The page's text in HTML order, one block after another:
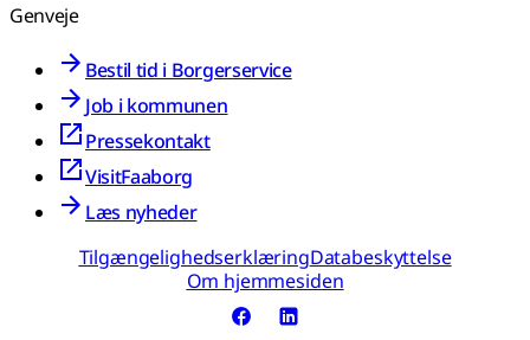
Genveje
Bestil tid i Borgerservice
Job i kommunen
Pressekontakt
VisitFaaborg
Læs nyheder
TilgængelighedserklæringDatabeskyttelse
Om hjemmesiden